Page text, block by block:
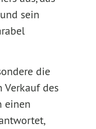
sein
die
Verkauf des
einen